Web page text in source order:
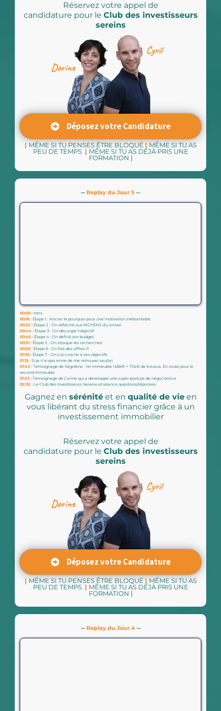
Réservez votre appel de
candidature pour le Club des investisseurs
sereins
Déposez votre Candidature
| MÊME SI TU PENSES ÊTRE BLOQUÉ | MÊME SI TU AS
PEU DE TEMPS | MÊME SI TU AS DÉJÀ PRIS UNE
FORMATION |
-- Replay du Jour 5 --
00:00 : Intro
00:16 : Étape 1 : Ancrer le pourquoi pour une motivation inébranlable
00:32 : Étape 2 : On réfléchit aux MOYENS d'y arriver
00:44 : Étape 3 : On découpe l'objectif
00:45 : Étape 4 : On définit son budget
00:51 : Étape 5 : On attaque les recherches
00:56 : Étape 6 : On fait des offres !!!
01:09 : Étape 7 : On s'accroche à ses objectifs
01:15 : Si je n'ai pas envie de me retrouver seul(e)
01:43 : Témoignage de Ségolène : 1er immeuble 148k€ + 75k€ de travaux. En route pour le
second immeuble
01:53 : Témoignage de Carine qui a développé une super posture de négociatrice
02:02 : Le Club des Investisseurs Sereins et séance questions/réponses
Gagnez en sérénitéet en qualité de vieen
vous libérant du stress financier grâce à un
investissement immobilier
Réservez votre appel de
candidature pour le Club des investisseurs
sereins
Déposez votre Candidature
| MÊME SI TU PENSES ÊTRE BLOQUÉ | MÊME SI TU AS
PEU DE TEMPS | MÊME SI TU AS DÉJÀ PRIS UNE
FORMATION |
-- Replay du Jour 4--